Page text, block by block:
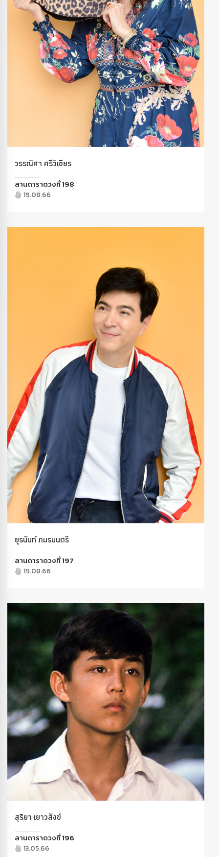
วรรณิศา ศรีวิเชียร
ลานดาราดวงที่ 198
19.08.66
ยุรนันท์ ภมรมนตรี
ลานดาราดวงที่ 197
19.08.66
สุริยา เยาวสังข์
ลานดาราดวงที่ 196
13.05.66